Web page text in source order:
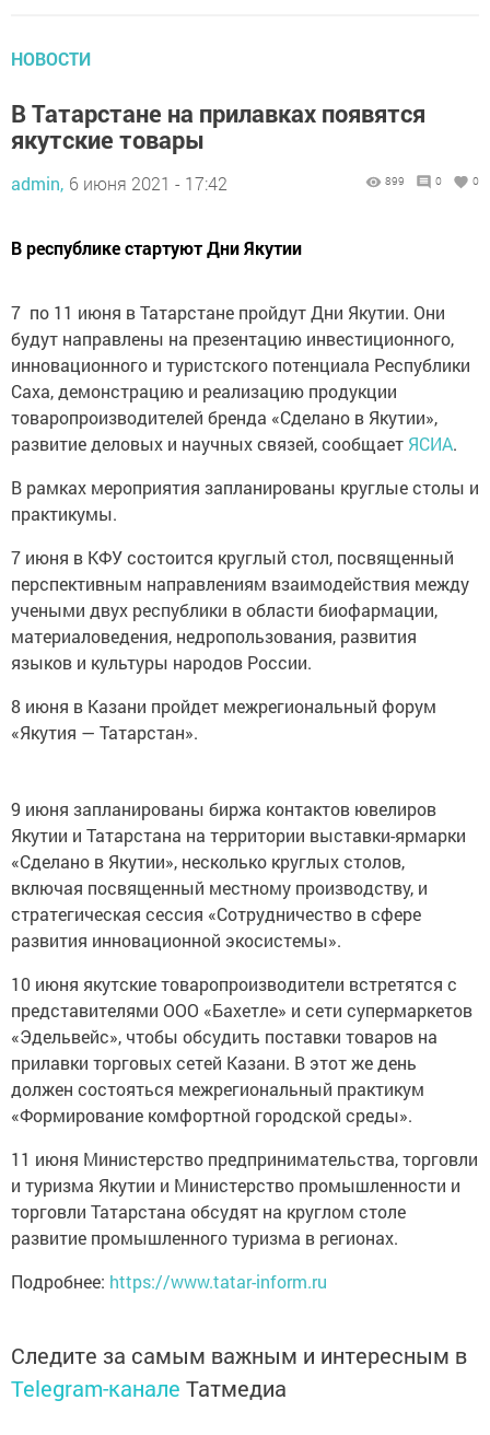
НОВОСТИ
В Татарстане на прилавках появятся
якутские товары
admin, 6 июня 2021 - 17:42 899 0 0
В республике стартуют Дни Якутии
7 по 11 июня в Татарстане пройдут Дни Якутии. Они
будут направлены на презентацию инвестиционного,
инновационного и туристского потенциала Республики
Саха, демонстрацию и реализацию продукции
товаропроизводителей бренда «Сделано в Якутии»,
развитие деловых и научных связей, сообщает ЯСИА.
В рамках мероприятия запланированы круглые столы и
практикумы.
7 июня в КФУ состоится круглый стол, посвященный
перспективным направлениям взаимодействия между
учеными двух республики в области биофармации,
материаловедения, недропользования, развития
языков и культуры народов России.
8 июня в Казани пройдет межрегиональный форум
«Якутия — Татарстан».
9 июня запланированы биржа контактов ювелиров
Якутии и Татарстана на территории выставки-ярмарки
«Сделано в Якутии», несколько круглых столов,
включая посвященный местному производству, и
стратегическая сессия «Сотрудничество в сфере
развития инновационной экосистемы».
10 июня якутские товаропроизводители встретятся с
представителями ООО «Бахетле» и сети супермаркетов
«Эдельвейс», чтобы обсудить поставки товаров на
прилавки торговых сетей Казани. В этот же день
должен состояться межрегиональный практикум
«Формирование комфортной городской среды».
11 июня Министерство предпринимательства, торговли
и туризма Якутии и Министерство промышленности и
торговли Татарстана обсудят на круглом столе
развитие промышленного туризма в регионах.
Подробнее: https://www.tatar-inform.ru
Следите за самым важным и интересным в
Telegram-канале Татмедиа